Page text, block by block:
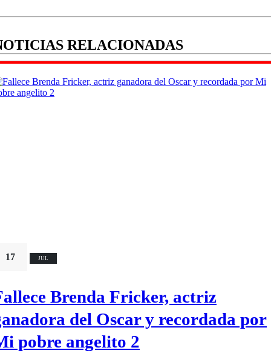
RELACIONADAS
17 JUL
Brenda Fricker, actriz
del Oscar y recordada por
pobre angelito 2